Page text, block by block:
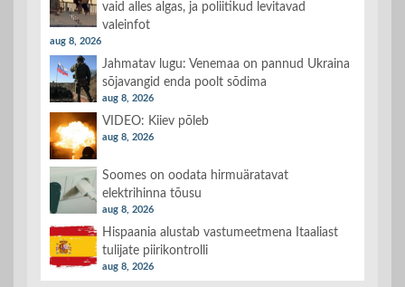
vaid alles algas, ja poliitikud levitavad
valeinfot
aug 8, 2026
Jahmatav lugu: Venemaa on pannud Ukraina
sõjavangid enda poolt sõdima
aug 8, 2026
VIDEO: Kiiev põleb
aug 8, 2026
Soomes on oodata hirmuäratavat
elektrihinna tõusu
aug 8, 2026
Hispaania alustab vastumeetmena Itaaliast
tulijate piirikontrolli
aug 8, 2026